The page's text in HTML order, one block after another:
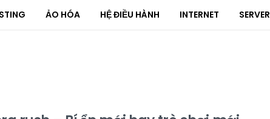
ẢO HÓA HỆ ĐIỀU HÀNH INTERNET SERVER